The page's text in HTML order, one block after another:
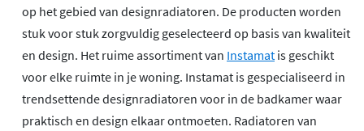
op het gebied van designradiatoren. De producten worden
stuk voor stuk zorgvuldig geselecteerd op basis van kwaliteit
en design. Het ruime assortiment van Instamat is geschikt
voor elke ruimte in je woning. Instamat is gespecialiseerd in
trendsettende designradiatoren voor in de badkamer waar
praktisch en design elkaar ontmoeten. Radiatoren van